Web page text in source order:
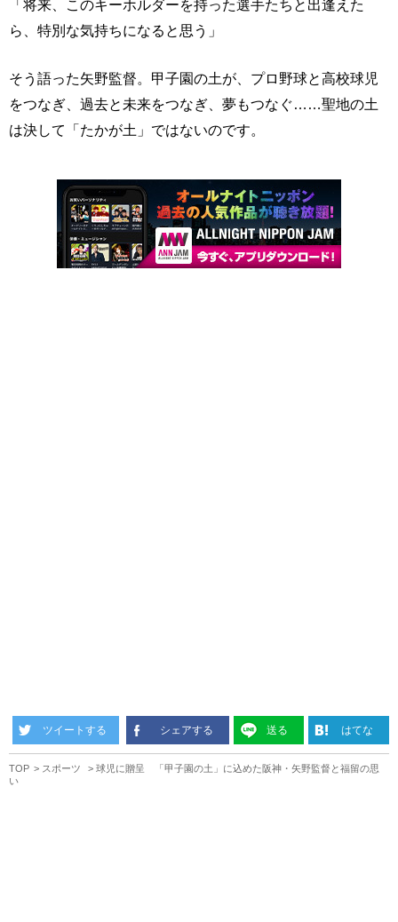
「将来、このキーホルダーを持った選手たちと出逢えた
ら、特別な気持ちになると思う」
そう語った矢野監督。甲子園の土が、プロ野球と高校球児
をつなぎ、過去と未来をつなぎ、夢もつなぐ……聖地の土
は決して「たかが土」ではないのです。
ツイートする シェアする 送る はてな
TOP スポーツ
球児に贈呈 「甲子園の土」に込めた阪神・矢野監督と福留の思
い